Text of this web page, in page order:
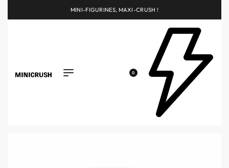
MINI-FIGURINES, MAXI-CRUSH !
0